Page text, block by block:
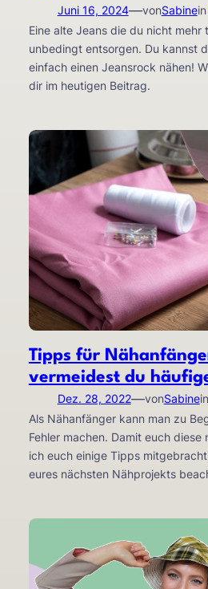
Juni 16, 2024—vonSabinein
Eine alte Jeans die du nicht
unbedingt entsorgen. Du kannst
einfach einen Jeansrock nähen!
dir im heutigen Beitrag.
Tipps für
vermeidest du
Dez. 28, 2022—vonSabinein
Als Nähanfänger kann man zu
Fehler machen. Damit euch diese
ich euch einige Tipps
eures nächsten Nähprojekts